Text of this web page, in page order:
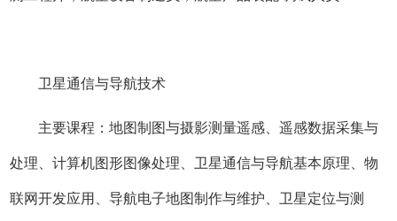
卫星通信与导航技术
主要课程：地图制图与摄影测量遥感、遥感数据采集与
处理、计算机图形图像处理、卫星通信与导航基本原理、物
联网开发应用、导航电子地图制作与维护、卫星定位与测